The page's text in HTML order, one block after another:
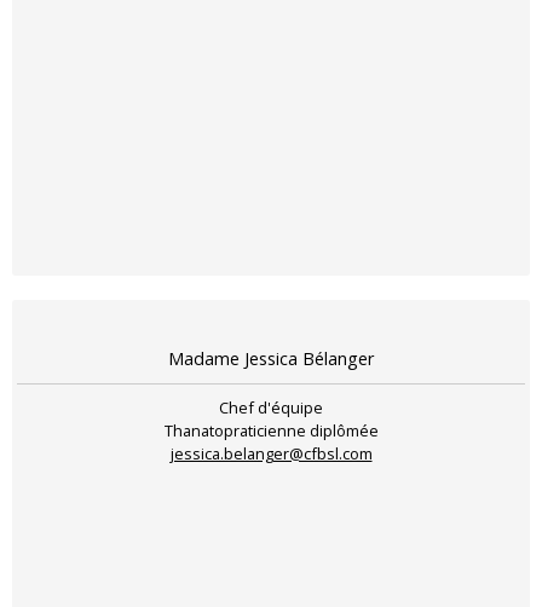
Madame Jessica Bélanger
Chef d'équipe
Thanatopraticienne diplômée
jessica.belanger@cfbsl.com